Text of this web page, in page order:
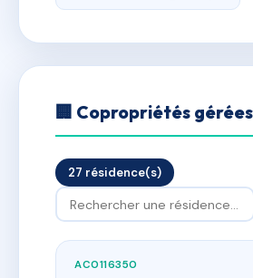
🏢 Copropriétés
27 résidence(s)
AC0116350